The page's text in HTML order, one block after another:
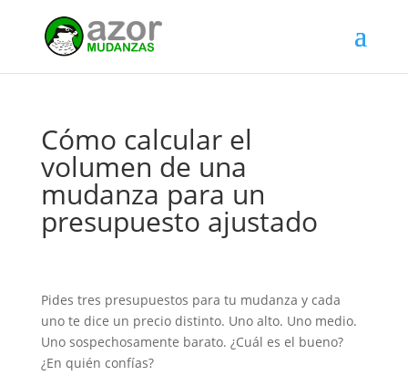
Cómo calcular el
volumen de una
mudanza para un
presupuesto ajustado
Pides tres presupuestos para tu mudanza y cada
uno te dice un precio distinto. Uno alto. Uno medio.
Uno sospechosamente barato. ¿Cuál es el bueno?
¿En quién confías?